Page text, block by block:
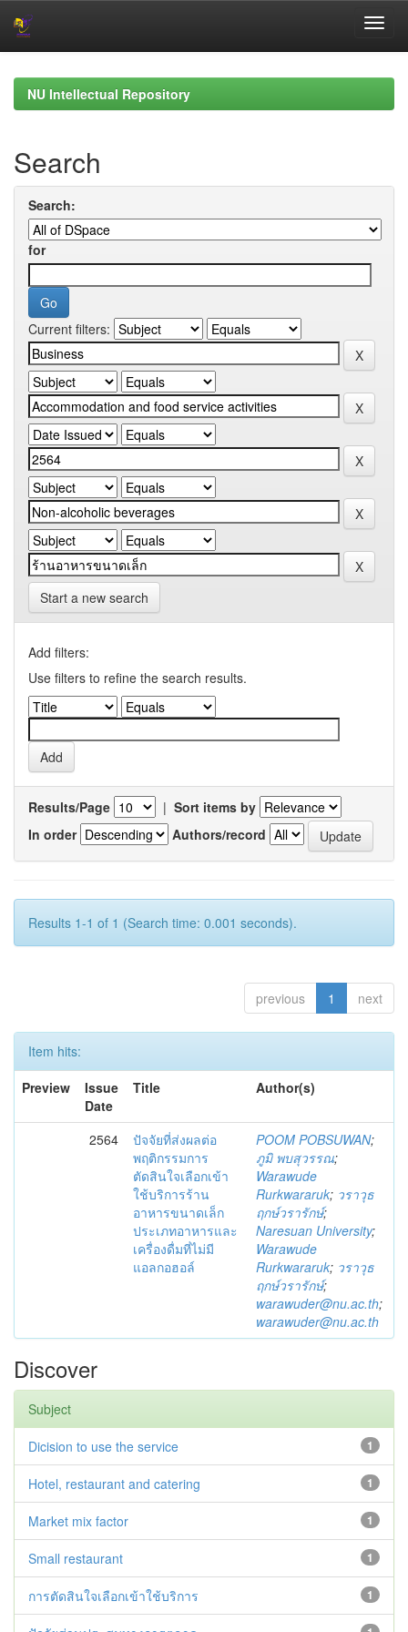
navigationNU Intellectual Repository
Search
Search:
for
Current filters:
Start a new search
Add filters:
Use filters to refine the search results.
Results/Page | Sort items by
In order
Authors/record
Results 1-1 of 1 (Search time: 0.001 seconds).
previous 1 next
Item hits:
Preview
Issue
Date
Title Author(s)
2564
ปัจจัยที่ส่งผลต่อ
พฤติกรรมการ
ตัดสินใจเลือกเข้า
ใช้บริการร้าน
อาหารขนาดเล็ก
ประเภทอาหารและ
เครื่องดื่มที่ไม่มี
แอลกอฮอล์
POOM POBSUWAN;
ภูมิ พบสุวรรณ;
Warawude
Rurkwararuk; วราวุธ
ฤกษ์วรารักษ์;
Naresuan University;
Warawude
Rurkwararuk; วราวุธ
ฤกษ์วรารักษ์;
warawuder@nu.ac.th;
warawuder@nu.ac.th
Discover
Subject
1
Dicision to use the service
1
Hotel, restaurant and catering
1
Market mix factor
1
Small restaurant
1
การตัดสินใจเลือกเข้าใช้บริการ